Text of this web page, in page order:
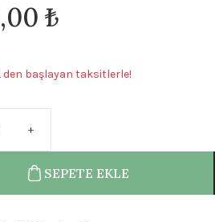
₺
den başlayan taksitlerle!
SEPETE EKLE